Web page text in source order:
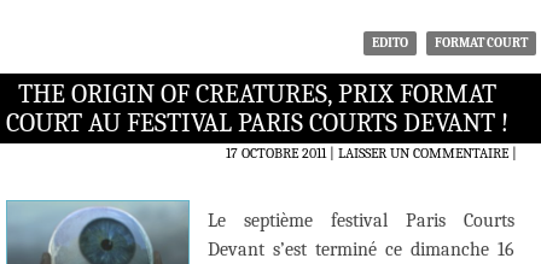
EDITO FORMAT COURT
THE ORIGIN OF CREATURES, PRIX FORMAT
COURT AU FESTIVAL PARIS COURTS DEVANT !
17 OCTOBRE 2011 LAISSER UN COMMENTAIRE|
Le septième festival Paris Courts
Devant s’est terminé ce dimanche 16